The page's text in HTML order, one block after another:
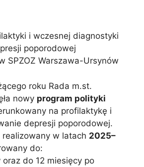
i wczesnej diagnostyki
poporodowej
SPZOZ Warszawa-Ursynów
roku Rada m.st.
nowy program polityki
na profilaktykę i
depresji poporodowej.
w latach 2025–
do:
do 12 miesięcy po